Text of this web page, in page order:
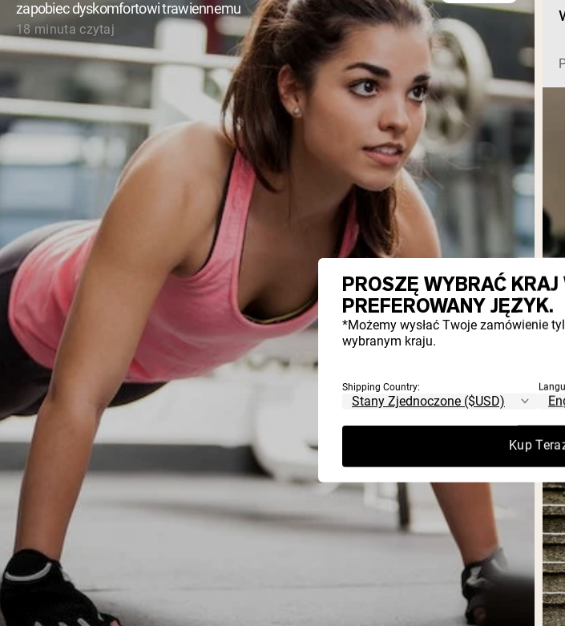
zapobiec dyskomfortowi trawiennemu
18 minuta czytaj
PROSZĘ WYBRAĆ
PREFEROWANY JĘZYK.
*Możemy wysłać Twoje zamówienie
wybranym kraju.
Shipping Country:
Kup